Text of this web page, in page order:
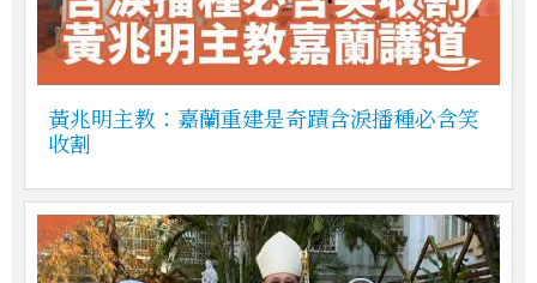
黃兆明主教：嘉蘭重建是奇蹟含淚播種必含笑
收割